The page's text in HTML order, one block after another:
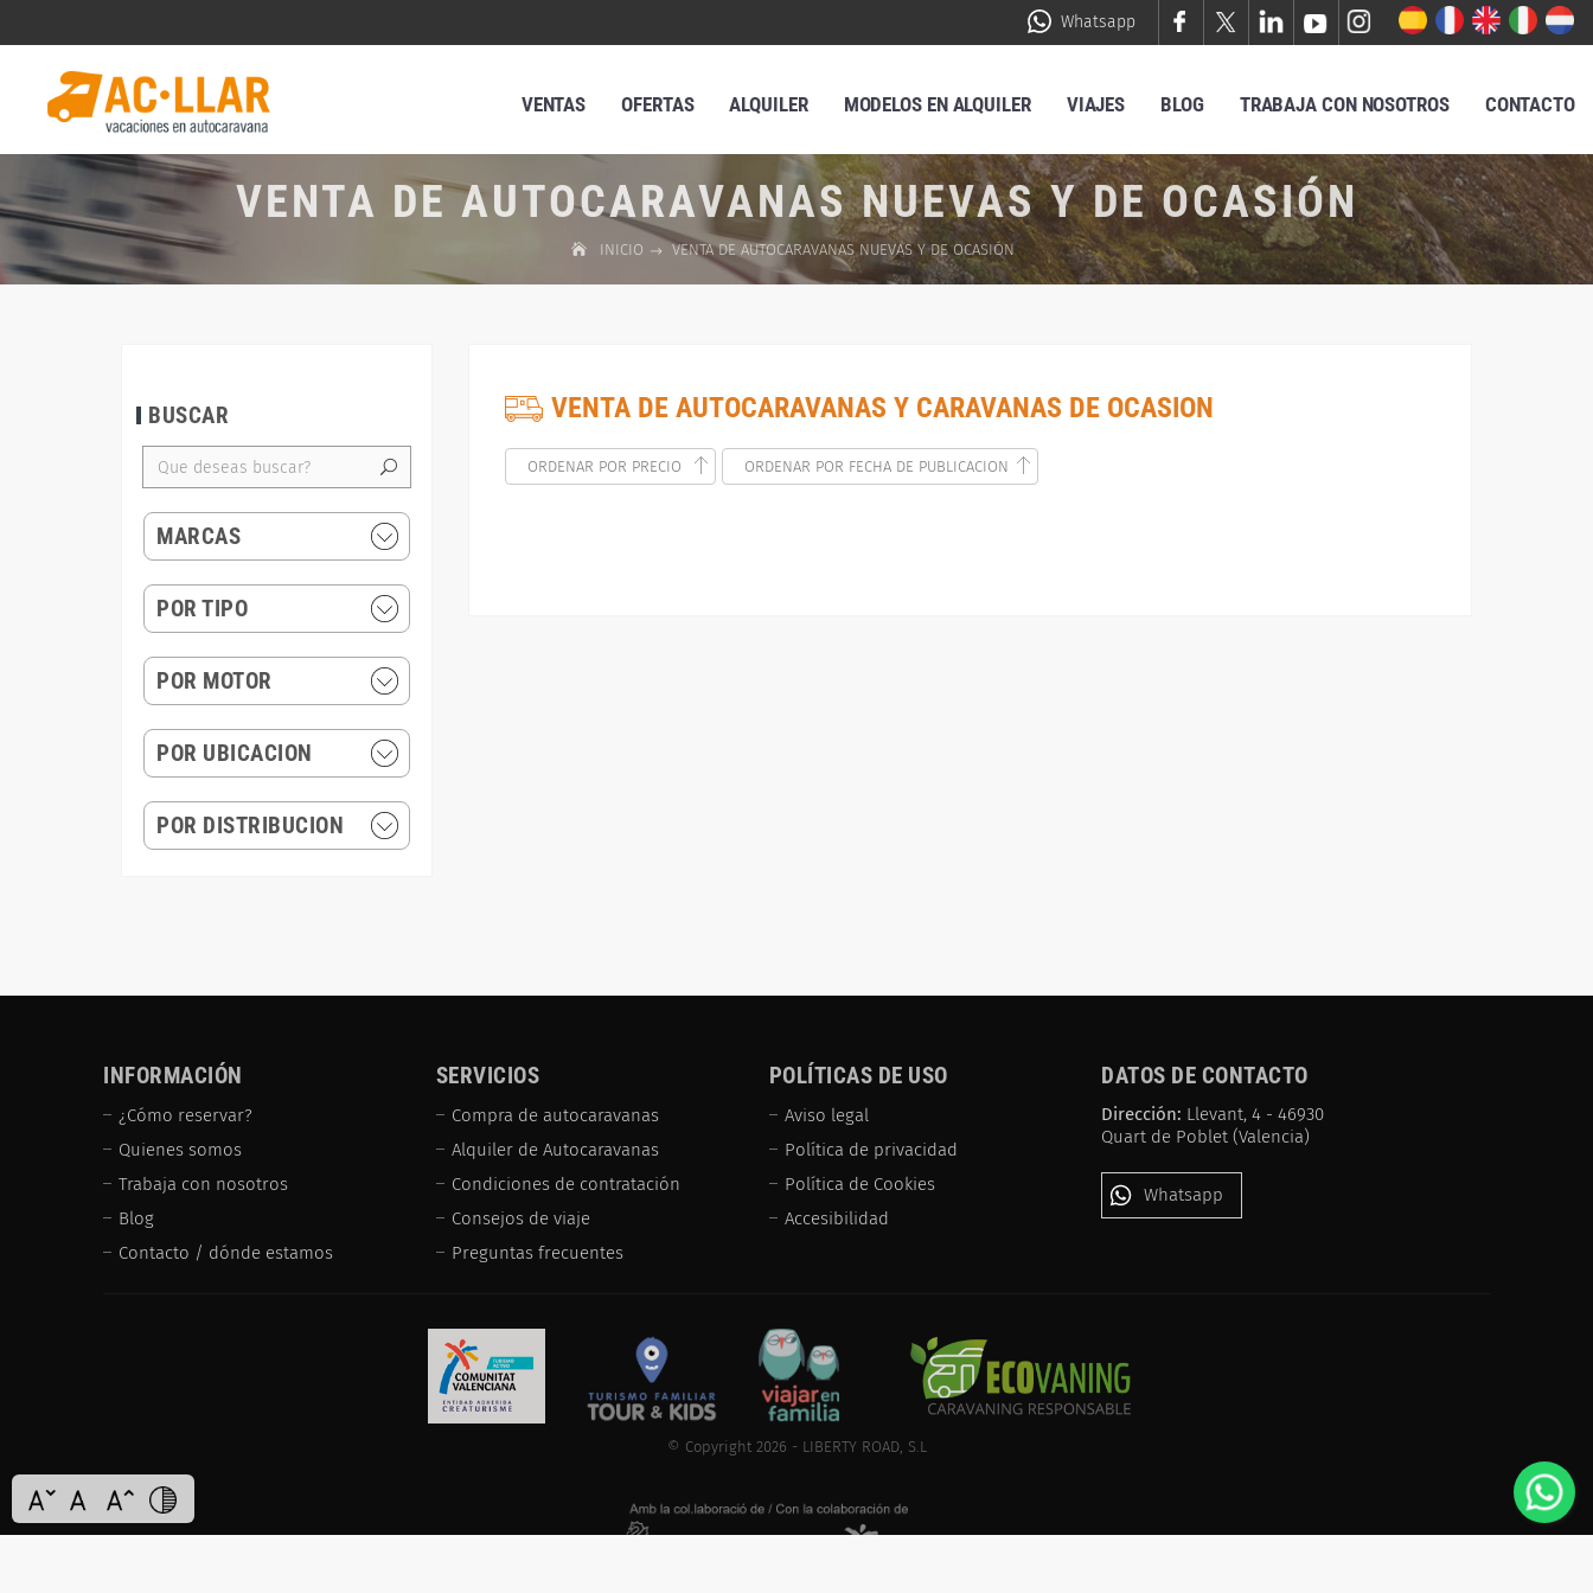
Whatsapp
VENTAS OFERTAS ALQUILER MODELOS EN ALQUILER VIAJES BLOG TRABAJA CON NOSOTROS CONTACTO
VENTA DE AUTOCARAVANAS NUEVAS Y DE OCASIÓN
INICIO VENTA DE AUTOCARAVANAS NUEVAS Y DE OCASIÓN
BUSCAR
MARCAS
POR TIPO
POR MOTOR
POR UBICACION
POR DISTRIBUCION
VENTA DE AUTOCARAVANAS Y CARAVANAS DE OCASION
ORDENAR POR PRECIO ORDENAR POR FECHA DE PUBLICACION
INFORMACIÓN
¿Cómo reservar?
Quienes somos
Trabaja con nosotros
Blog
Contacto / dónde estamos
SERVICIOS
Compra de autocaravanas
Alquiler de Autocaravanas
Condiciones de contratación
Consejos de viaje
Preguntas frecuentes
POLÍTICAS DE USO
Aviso legal
Política de privacidad
Política de Cookies
Accesibilidad
DATOS DE CONTACTO
Dirección: Llevant, 4 - 46930
Quart de Poblet (Valencia)
Whatsapp
© Copyright 2026 - LIBERTY ROAD, S.L